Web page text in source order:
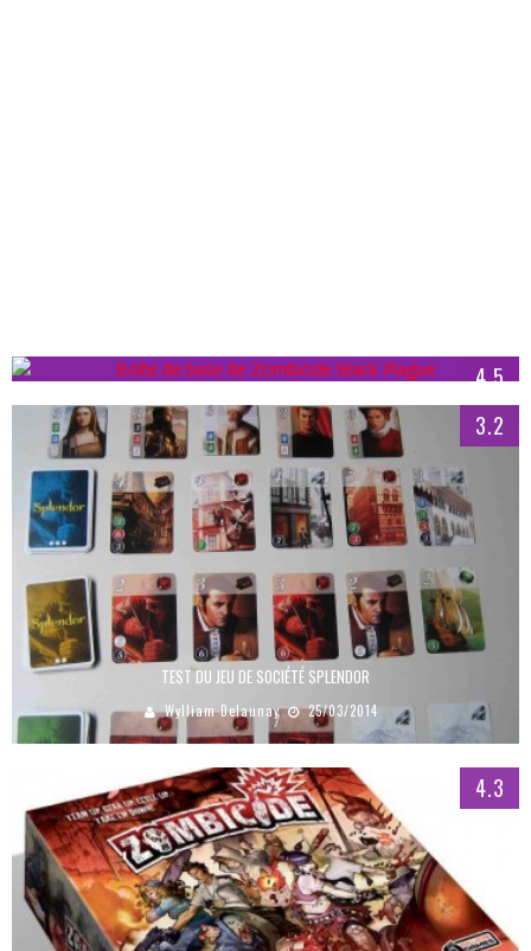
4.5
3.2
TEST DU JEU DE SOCIÉTÉ SPLENDOR
Wylliam Delaunay 25/03/2014
4.3